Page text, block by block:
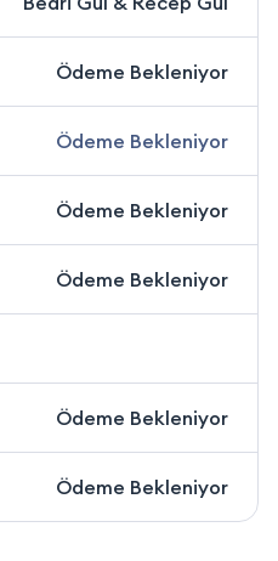
Ödeme Bekleniyor
Ödeme Bekleniyor
Ödeme Bekleniyor
Ödeme Bekleniyor
Ödeme Bekleniyor
Ödeme Bekleniyor